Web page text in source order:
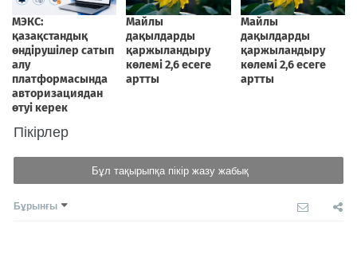
Пікірлер
Бұл тақырыпқа пікір жазу жабық
Бұрынғы